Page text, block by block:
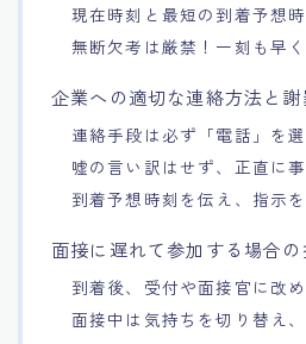
現在時刻と最短の到着予想
無断欠考は厳禁！一刻も早
企業への適切な連絡方法と
連絡手段は必ず「電話」を
嘘の言い訳はせず、正直に
到着予想時刻を伝え、指示
面接に遅れて参加する場合の
到着後、受付や面接官に改
面接中は気持ちを切り替え